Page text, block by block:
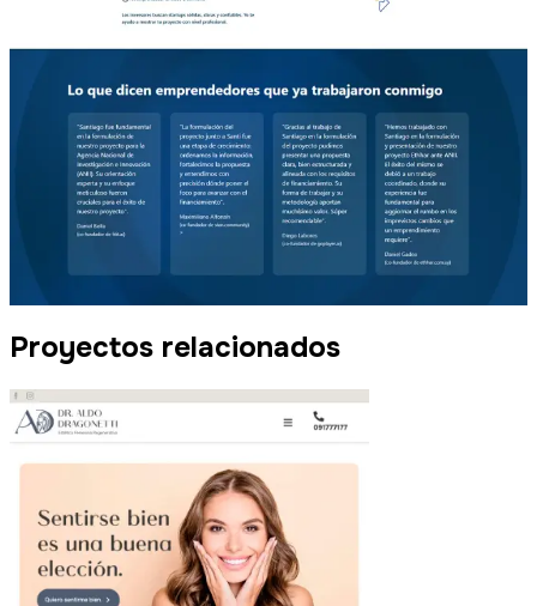
Proyectos relacionados